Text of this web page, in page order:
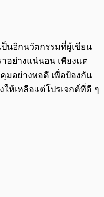
นอีกนวัตกรรมที่ผู้เขียน
าอย่างแน่นอน เพียงแต่
มอย่างพอดี เพื่อป้องกัน
ห้เหลือแต่โปรเจกต์ที่ดี ๆ